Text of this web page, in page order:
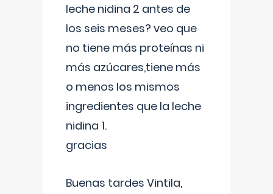
leche nidina 2 antes de
los seis meses? veo que
no tiene más proteínas ni
más azúcares,tiene más
o menos los mismos
ingredientes que la leche
nidina 1.
gracias
Buenas tardes Vintila,